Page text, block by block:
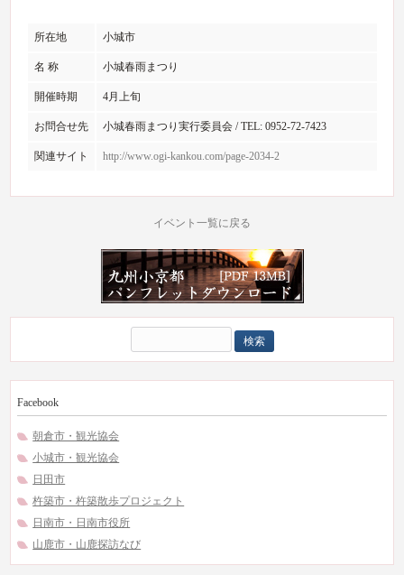
所在地 小城市
名 称 小城春雨まつり
開催時期 4月上旬
お問合せ先 小城春雨まつり実行委員会 / TEL: 0952-72-7423
関連サイト http://www.ogi-kankou.com/page-2034-2
イベント一覧に戻る
索:
Facebook
朝倉市・観光協会
小城市・観光協会
日田市
杵築市・杵築散歩プロジェクト
日南市・日南市役所
山鹿市・山鹿探訪なび